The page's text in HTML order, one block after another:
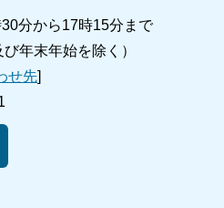
分から17時15分まで
年末年始を除く）
せ先]